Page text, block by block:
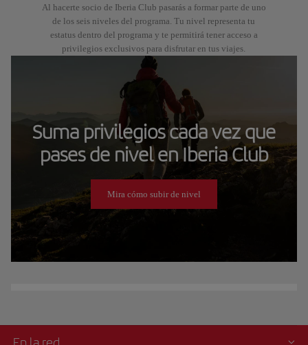
Al hacerte socio de Iberia Club pasarás a formar parte de uno
de los seis niveles del programa. Tu nivel representa tu
estatus dentro del programa y te permitirá tener acceso a
privilegios exclusivos para disfrutar en tus viajes.
Suma privilegios cada vez que
pases de nivel en Iberia Club
Mira cómo subir de nivel